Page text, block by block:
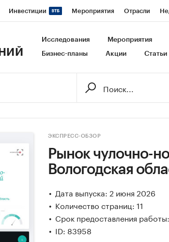
Инвестиции Мероприятия Отрасли
Кредитные рейтинги Франшизы Газета
Исследования Мероприятия
Бизнес-планы Акции Статьи
ЭКСПРЕСС-ОБЗОР
Рынок чулочно-
Вологодская
Дата выпуска: 2 июня 2026
Количество страниц: 11
Срок предоставления
ID: 83958